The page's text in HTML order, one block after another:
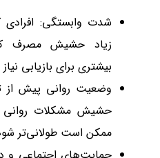
شدت وابستگی:
زیاد حشیش مصرف
بیشتری برای بازیابی
وضعیت روانی پیش از
حشیش مشکلات روانی
ممکن است طولانی‌تر